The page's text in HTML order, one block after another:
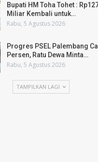
Bupati HM Toha Tohet :
Miliar Kembali untuk…
Rabu, 5 Agustus 2026
Progres PSEL Palembang
Persen, Ratu Dewa Minta…
Rabu, 5 Agustus 2026
TAMPILKAN LAGI